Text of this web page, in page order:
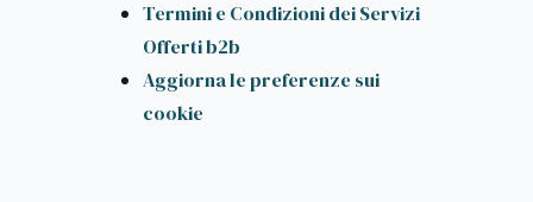
Termini e Condizioni dei Servizi
Offerti b2b
Aggiorna le preferenze sui
cookie